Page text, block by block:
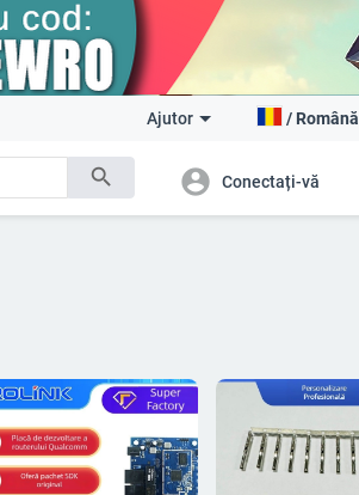
search
Ajutor / Română
account_circle Conectați-vă